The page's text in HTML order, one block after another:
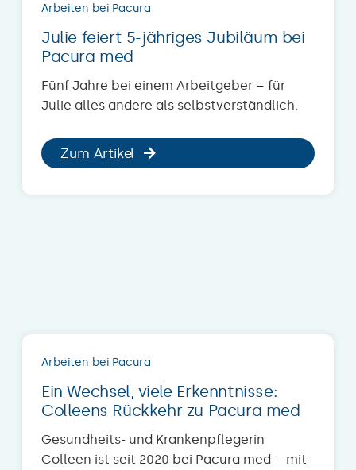
Arbeiten bei Pacura
Julie feiert 5-jähriges Jubiläum bei
Pacura med
Fünf Jahre bei einem Arbeitgeber – für
Julie alles andere als selbstverständlich.
Zum Artikel
Arbeiten bei Pacura
Ein Wechsel, viele Erkenntnisse:
Colleens Rückkehr zu Pacura med
Gesundheits- und Krankenpflegerin
Colleen ist seit 2020 bei Pacura med – mit